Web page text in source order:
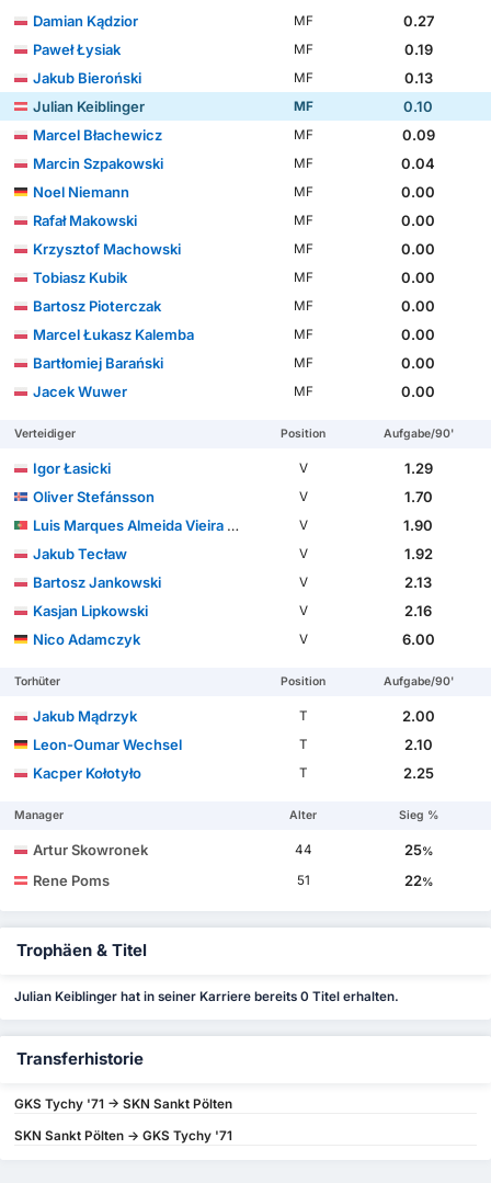
Damian Kądzior
MF
0.27
Paweł Łysiak
MF
0.19
Jakub Bieroński
MF
0.13
Julian Keiblinger
MF
0.10
Marcel Błachewicz
MF
0.09
Marcin Szpakowski
MF
0.04
Noel Niemann
MF
0.00
Rafał Makowski
MF
0.00
Krzysztof Machowski
MF
0.00
Tobiasz Kubik
MF
0.00
Bartosz Pioterczak
MF
0.00
Marcel Łukasz Kalemba
MF
0.00
Bartłomiej Barański
MF
0.00
Jacek Wuwer
MF 0.00
Verteidiger Position Aufgabe/90'
Igor Łasicki V
1.29
Oliver Stefánsson
V
1.70
Luis Marques Almeida Vieira Silva
V
1.90
Jakub Tecław
V
1.92
Bartosz Jankowski
V
2.13
Kasjan Lipkowski
V
2.16
Nico Adamczyk
V 6.00
Torhüter Position Aufgabe/90'
Jakub Mądrzyk T
2.00
Leon-Oumar Wechsel
T
2.10
Kacper Kołotyło
T 2.25
Manager Alter Sieg %
Artur Skowronek 44 25%
Rene Poms 51 22%
Trophäen & Titel
Julian Keiblinger hat in seiner Karriere bereits 0 Titel erhalten.
Transferhistorie
GKS Tychy '71 -> SKN Sankt Pölten
SKN Sankt Pölten -> GKS Tychy '71